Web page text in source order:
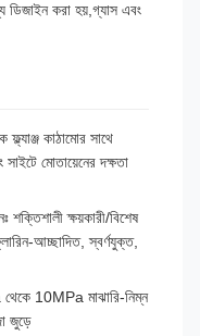
ডিজাইন করা হয়,গ্যাস এবং
কাঠামোর সাথে
মোতায়েনের দক্ষতা
শক্তিশালী ক্ষয়কারী/বিশেষ
আচ্ছাদিত, স্বর্ণযুক্ত,
10MPa মাঝারি-নিম্ন
জুড়ে